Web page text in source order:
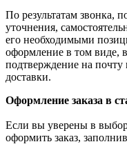
По результатам звонка,
уточнения,
его необходимыми
оформление в том виде,
подтверждение на
доставки.
Оформление заказа в
Если вы уверены в
оформить заказ,